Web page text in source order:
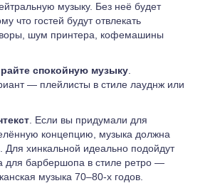
музыку. Без неё будет
что гостей будут отвлекать
шум принтера, кофемашины
спокойную музыку
— плейлисты в стиле лауднж или
. Если вы придумали для
концепцию, музыка должна
Для хинкальной идеально подойдут
для барбершопа в стиле ретро —
музыка 70–80-х годов.